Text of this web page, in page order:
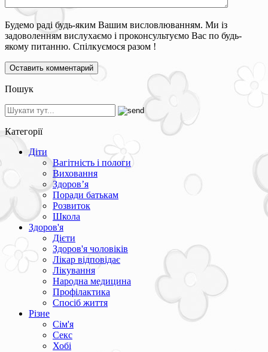
Будемо раді будь-яким Вашим висловлюванням. Ми із
задоволенням вислухаємо і проконсультуємо Вас по будь-
якому питанню. Спілкуємося разом !
Пошук
Категорії
Діти
Вагітність і пологи
Виховання
Здоров’я
Поради батькам
Розвиток
Школа
Здоров'я
Дієти
Здоров'я чоловіків
Лікар відповідає
Лікування
Народна медицина
Профілактика
Спосіб життя
Різне
Сім'я
Секс
Хобі